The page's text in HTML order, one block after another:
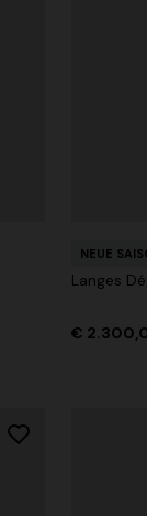
NEUE
Langes
€